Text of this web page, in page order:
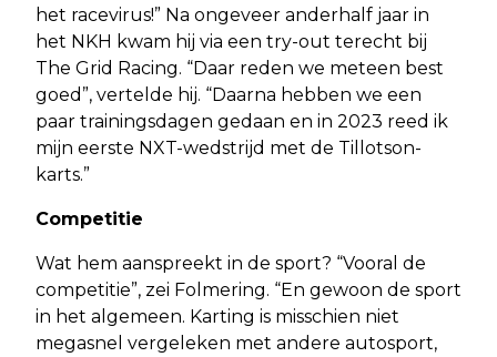
het racevirus!” Na ongeveer anderhalf jaar in
het NKH kwam hij via een try-out terecht bij
The Grid Racing. “Daar reden we meteen best
goed”, vertelde hij. “Daarna hebben we een
paar trainingsdagen gedaan en in 2023 reed ik
mijn eerste NXT-wedstrijd met de Tillotson-
karts.”
Competitie
Wat hem aanspreekt in de sport? “Vooral de
competitie”, zei Folmering. “En gewoon de sport
in het algemeen. Karting is misschien niet
megasnel vergeleken met andere autosport,